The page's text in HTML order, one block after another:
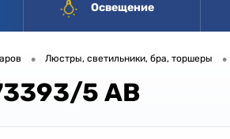
Освещение
• Люстры, светильники, бра, торшеры •
5 AB